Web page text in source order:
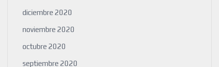
diciembre 2020
noviembre 2020
octubre 2020
septiembre 2020